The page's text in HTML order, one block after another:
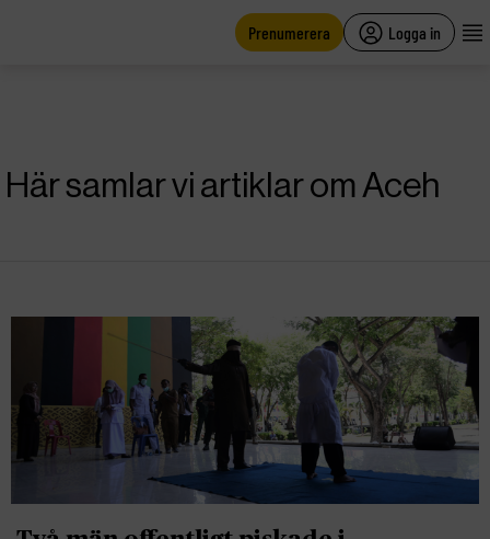
Prenumerera Logga in
Här samlar vi artiklar om Aceh